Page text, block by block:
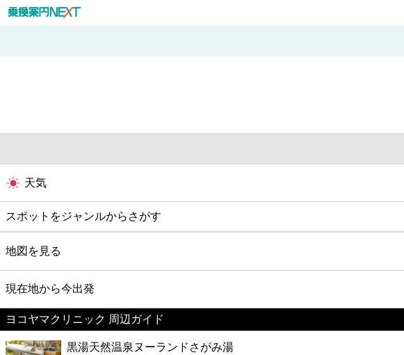
天気
スポットをジャンルからさがす
グルメ
映画
美容
地図を見る
現在地から今出発
ヨコヤマクリニック 周辺ガイド
黒湯天然温泉ヌーランドさがみ湯